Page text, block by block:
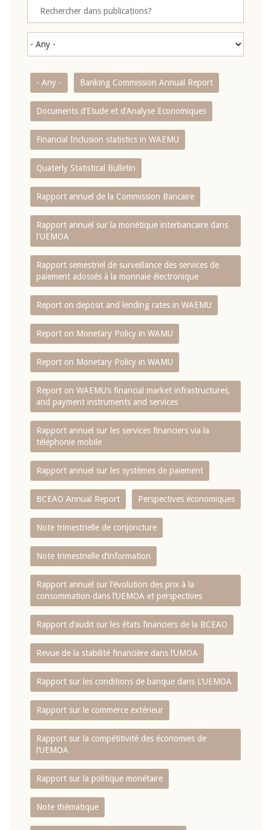
- Any - Banking Commission Annual Report
Documents d’Etude et d’Analyse Economiques
Financial Inclusion statistics in WAEMU
Quaterly Statistical Bulletin
Rapport annuel de la Commission Bancaire
Rapport annuel sur la monétique interbancaire dans
l'UEMOA
Rapport semestriel de surveillance des services de
paiement adossés à la monnaie électronique
Report on deposit and lending rates in WAEMU
Report on Monetary Policy in WAMU
Report on Monetary Policy in WAMU
Report on WAEMU’s financial market infrastructures,
and payment instruments and services
Rapport annuel sur les services financiers via la
téléphonie mobile
Rapport annuel sur les systèmes de paiement
BCEAO Annual Report Perspectives économiques
Note trimestrielle de conjoncture
Note trimestrielle d‘information
Rapport annuel sur l‘évolution des prix à la
consommation dans l‘UEMOA et perspectives
Rapport d‘audit sur les états financiers de la BCEAO
Revue de la stabilité financière dans l‘UMOA
Rapport sur les conditions de banque dans L‘UEMOA
Rapport sur le commerce extérieur
Rapport sur la compétitivité des économies de
l‘UEMOA
Rapport sur la politique monétaire
Note thématique